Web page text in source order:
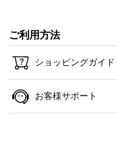
ご利用方法
ショッピングガイド
お客様サポート